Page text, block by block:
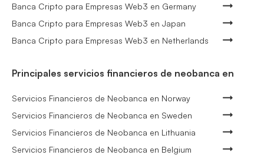
Banca Cripto para Empresas Web3 en Germany
Banca Cripto para Empresas Web3 en Japan
Banca Cripto para Empresas Web3 en Netherlands
Principales servicios financieros de neobanca en
Servicios Financieros de Neobanca en Norway
Servicios Financieros de Neobanca en Sweden
Servicios Financieros de Neobanca en Lithuania
Servicios Financieros de Neobanca en Belgium